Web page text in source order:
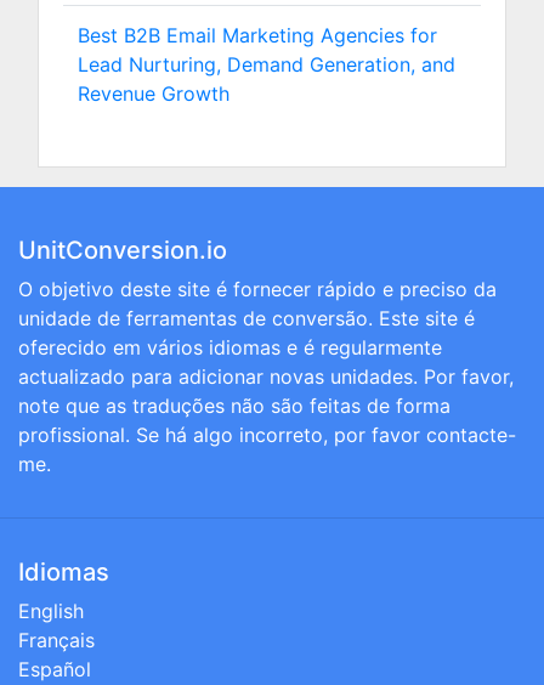
Best B2B Email Marketing Agencies for
Lead Nurturing, Demand Generation, and
Revenue Growth
UnitConversion.io
O objetivo deste site é fornecer rápido e preciso da
unidade de ferramentas de conversão. Este site é
oferecido em vários idiomas e é regularmente
actualizado para adicionar novas unidades. Por favor,
note que as traduções não são feitas de forma
profissional. Se há algo incorreto, por favor contacte-
me.
Idiomas
English
Français
Español